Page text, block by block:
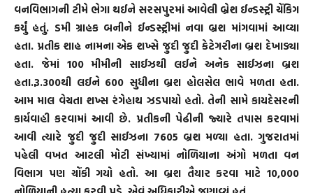
વનવિભાગની ટીમે ભેગા થઈને સરસપુરમાં આવેલી બ્રેશ ઈન્ડસ્ટ્રી ચેંકિગ
કર્યું હતું. ડમી ગ્રાહક બનીને ઈન્ડસ્ટ્રીમાં નવા બ્રશ માંગવામાં આવ્યા
હતા. પ્રતીક શાહ નામના એક શખ્સે જુદી જુદી કેટેગરીના બ્રશ દેખાડ્યા
હતા. જેમાં 100 મીમીની સાઈઝથી લઈને અનેક સાઈઝના બ્રશ
હતા.રૂ.300થી લઈને 600 સુધીના બ્રશ હોલસેલ ભાવે મળતા હતા.
આમ માલ વેચતા શખ્સ રંગેહાથ ઝડપાયો હતો. તેની સામે કાયદેસરની
કાર્યવાહી કરવામાં આવી છે. પ્રતીકની પેઢીની જ્યારે તપાસ કરવામાં
આવી ત્યારે જુદી જુદી સાઈઝના 7605 બ્રશ મળ્યા હતા. ગુજરાતમાં
પહેલી વખત આટલી મોટી સંખ્યામાં નોળિયાના અંગો મળતા વન
વિભાગ પણ ચોંકી ગયો હતો. આ બ્રશ તૈયાર કરવા માટે 10,000